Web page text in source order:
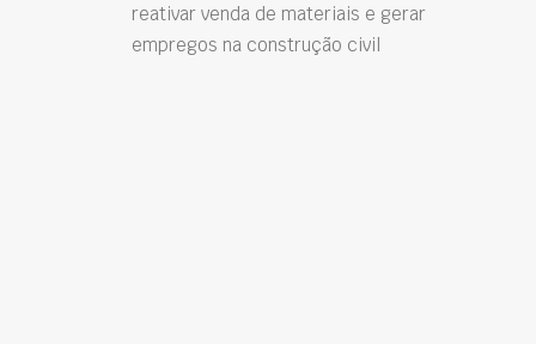
reativar venda de materiais e gerar
empregos na construção civil